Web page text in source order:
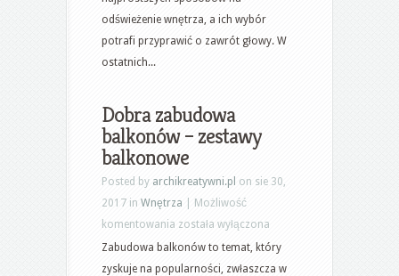
do
salonu
modne?
odświeżenie wnętrza, a ich wybór
potrafi przyprawić o zawrót głowy. W
ostatnich...
Dobra zabudowa
balkonów – zestawy
balkonowe
Posted by archikreatywni.pl on sie 30,
2017 in Wnętrza
Możliwość
komentowania Dobra
zabudowa
balkonów
została wyłączona
Zabudowa balkonów to temat, który
zyskuje na popularności, zwłaszcza w